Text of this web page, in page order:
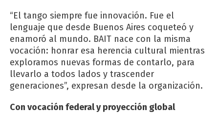
“El tango siempre fue innovación. Fue el
lenguaje que desde Buenos Aires coqueteó y
enamoró al mundo. BAIT nace con la misma
vocación: honrar esa herencia cultural mientras
exploramos nuevas formas de contarlo, para
llevarlo a todos lados y trascender
generaciones”, expresan desde la organización.
Con vocación federal y proyección global